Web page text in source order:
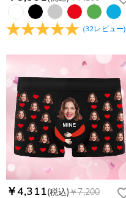
(32レビュー)
￥4,311(税込)￥7,200